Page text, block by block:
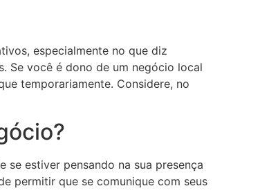
especialmente no que diz
Se você é dono de um negócio local
temporariamente. Considere, no
estiver pensando na sua presença
permitir que se comunique com seus